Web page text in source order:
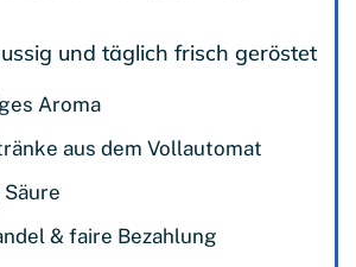
und täglich frisch geröstet
Aroma
aus dem Vollautomat
& faire Bezahlung